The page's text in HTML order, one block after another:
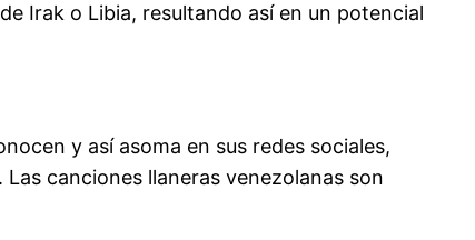
Irak o Libia, resultando así en un potencial
y así asoma en sus redes sociales,
canciones llaneras venezolanas son